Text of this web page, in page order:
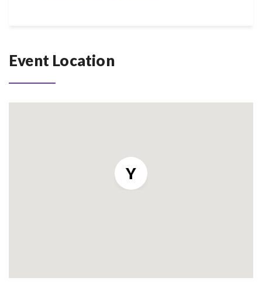
Event Location